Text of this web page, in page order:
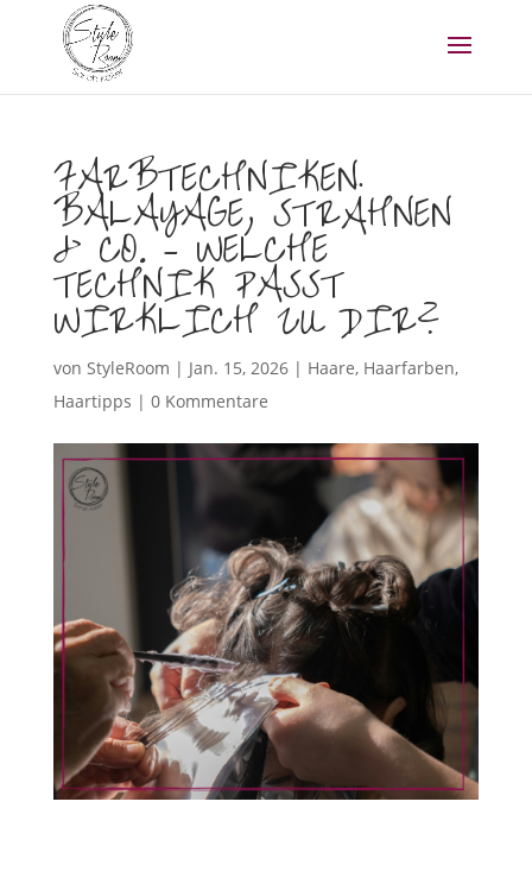
FARBTECHNIKEN
BALAYAGE, STRÄHNEN
& CO. – WELCHE
TECHNIK PASST
WIRKLICH ZU DIR?
von StyleRoom | Jan. 15, 2026| Haare, Haarfarben,
Haartipps | 0 Kommentare